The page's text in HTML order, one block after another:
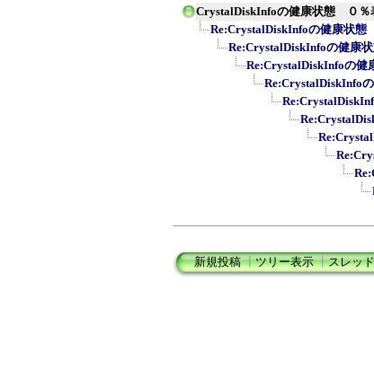
CrystalDiskInfoの健康状態 ０％
Re:CrystalDiskInfoの健康状
Re:CrystalDiskInfoの健康
Re:CrystalDiskInfoの
Re:CrystalDiskInfo
新規投稿┃ツリー表示┃スレッ